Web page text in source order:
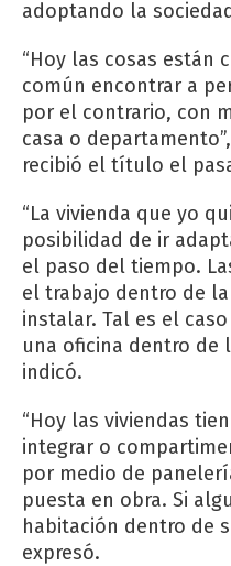
adoptando la
“Hoy las cosas están
común encontrar a
por el contrario, con
casa o
recibió el título el
“La vivienda que yo
posibilidad de ir
el paso del tiempo.
el trabajo dentro de
instalar. Tal es el
una oficina dentro de
indicó.
“Hoy las viviendas
integrar o
por medio de
puesta en obra. Si
habitación dentro de
expresó.